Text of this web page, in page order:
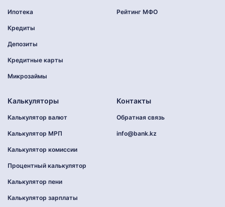
Ипотека
Кредиты
Депозиты
Кредитные карты
Микрозаймы
Рейтинг МФО
Калькуляторы
Калькулятор валют
Калькулятор МРП
Калькулятор комиссии
Процентный калькулятор
Калькулятор пени
Калькулятор зарплаты
Контакты
Обратная связь
info@bank.kz